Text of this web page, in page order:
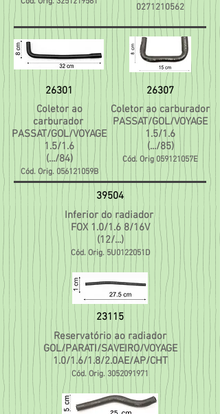
0271210562
26301
Coletor ao
carburador
PASSAT/GOL/VOYAGE
1.5/1.6
(.../84)
Cód. Orig. 056121059B
26307
Coletor ao carburador
PASSAT/GOL/VOYAGE
1.5/1.6
(.../85)
Cód. Orig 059121057E
39504
Inferior do radiador
FOX 1.0/1.6 8/16V
(12/...)
Cód. Orig. 5U0122051D
23115
Reservatório ao radiador
GOL/PARATI/SAVEIRO/VOYAGE
1.0/1.6/1.8/2.0AE/AP/CHT
Cód. Orig. 3052091971